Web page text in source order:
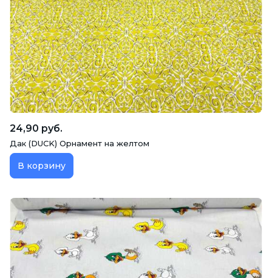
24,90 руб.
Дак (DUCK) Орнамент на желтом
В корзину